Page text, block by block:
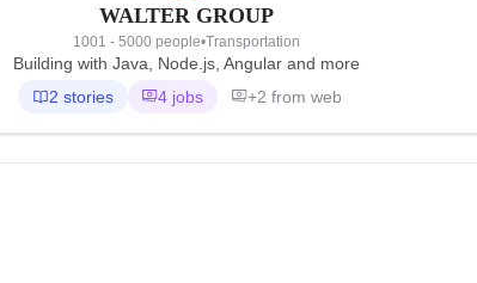
WALTER GROUP
1001 - 5000 people•Transportation
Building with Java, Node.js, Angular and more
2 stories
4 jobs +2 from web